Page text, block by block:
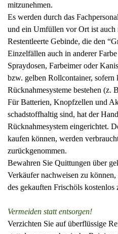
mitzunehmen.
Es werden durch das
und ein Umfüllen vor Ort ist auch
Restentleerte Gebinde, die den
Einzelfällen auch in anderer
Spraydosen, Farbeimer oder
bzw. gelben Rollcontainer, sofern
Rücknahmesysteme bestehen (z.
Für Batterien, Knopfzellen und
schadstoffhaltig sind, hat der
Rücknahmesystem eingerichtet.
kaufen können, werden
zurückgenommen.
Bewahren Sie Quittungen über
Verkäufer nachweisen zu
des gekauften Frischöls kostenlos
Vermeiden statt entsorgen!
Verzichten Sie auf überflüssige